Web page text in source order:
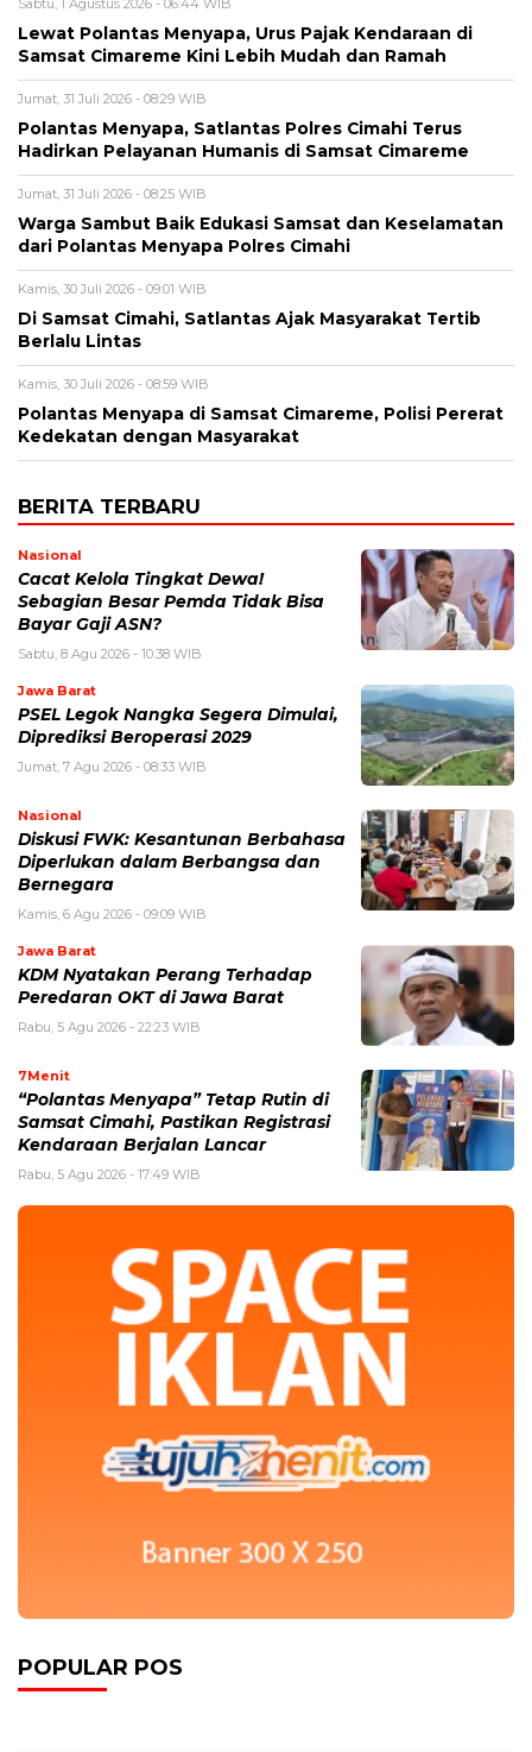
Sabtu, 1 Agustus 2026 - 06:44 WIB
Lewat Polantas Menyapa, Urus Pajak Kendaraan di
Samsat Cimareme Kini Lebih Mudah dan Ramah
Jumat, 31 Juli 2026 - 08:29 WIB
Polantas Menyapa, Satlantas Polres Cimahi Terus
Hadirkan Pelayanan Humanis di Samsat Cimareme
Jumat, 31 Juli 2026 - 08:25 WIB
Warga Sambut Baik Edukasi Samsat dan Keselamatan
dari Polantas Menyapa Polres Cimahi
Kamis, 30 Juli 2026 - 09:01 WIB
Di Samsat Cimahi, Satlantas Ajak Masyarakat Tertib
Berlalu Lintas
Kamis, 30 Juli 2026 - 08:59 WIB
Polantas Menyapa di Samsat Cimareme, Polisi Pererat
Kedekatan dengan Masyarakat
BERITA TERBARU
Nasional
Cacat Kelola Tingkat Dewa!
Sebagian Besar Pemda Tidak Bisa
Bayar Gaji ASN?
Sabtu, 8 Agu 2026 - 10:38 WIB
Jawa Barat
PSEL Legok Nangka Segera Dimulai,
Diprediksi Beroperasi 2029
Jumat, 7 Agu 2026 - 08:33 WIB
Nasional
Diskusi FWK: Kesantunan Berbahasa
Diperlukan dalam Berbangsa dan
Bernegara
Kamis, 6 Agu 2026 - 09:09 WIB
Jawa Barat
KDM Nyatakan Perang Terhadap
Peredaran OKT di Jawa Barat
Rabu, 5 Agu 2026 - 22:23 WIB
7Menit
“Polantas Menyapa” Tetap Rutin di
Samsat Cimahi, Pastikan Registrasi
Kendaraan Berjalan Lancar
Rabu, 5 Agu 2026 - 17:49 WIB
POPULAR POS